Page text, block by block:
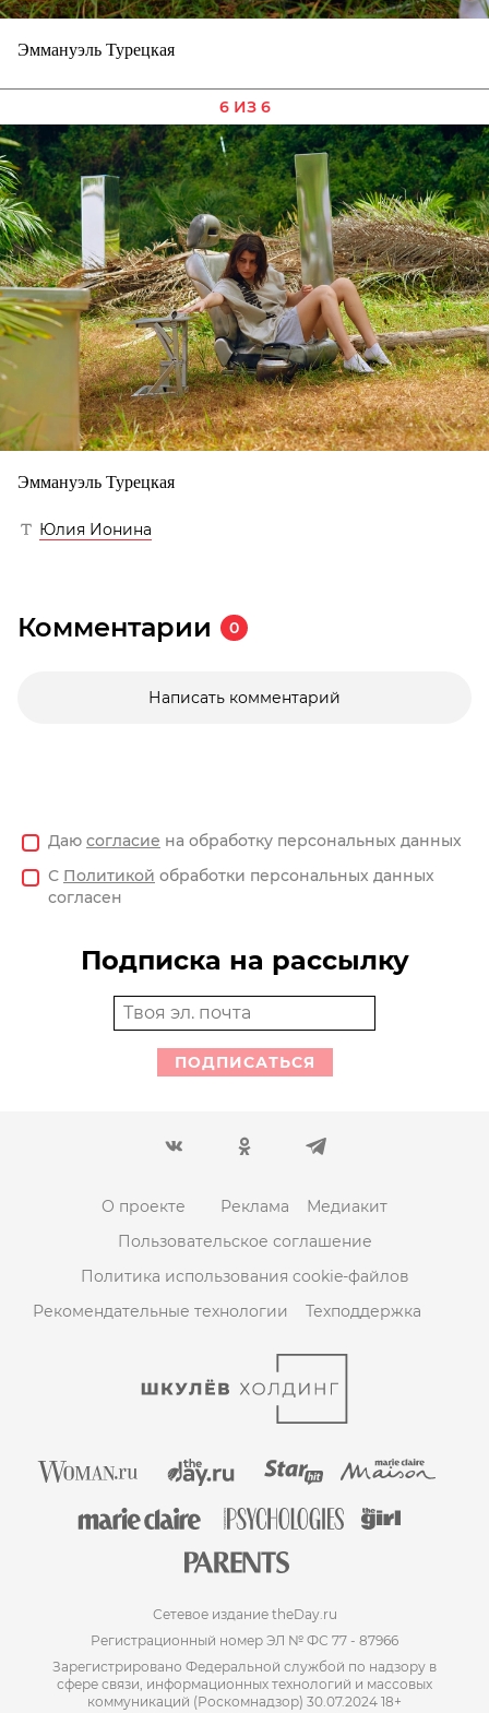
Эммануэль Турецкая
6 ИЗ 6
Эммануэль Турецкая
Юлия Ионина
Комментарии 0
Написать комментарий
Даю согласие на обработку персональных данных
С Политикой обработки персональных данных
согласен
Подписка на рассылку
ПОДПИСАТЬСЯ
О проекте Реклама
Медиакит
Пользовательское соглашение
Политика использования cookie-файлов
Рекомендательные технологии
Техподдержка
Сетевое издание theDay.ru
Регистрационный номер ЭЛ № ФС 77 - 87966
Зарегистрировано Федеральной службой по надзору в
сфере связи, информационных технологий и массовых
коммуникаций (Роскомнадзор) 30.07.2024 18+